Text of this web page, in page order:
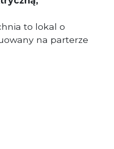
to lokal o
na parterze